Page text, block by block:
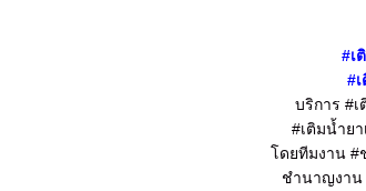
#เ
#
บริการ #
#เติมน้ำย
โดยทีมงาน #
ชำนาญงาน